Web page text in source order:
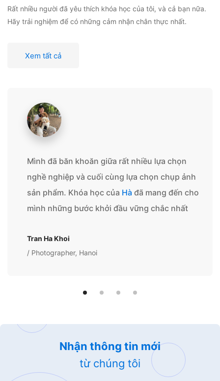
Rất nhiều người đã yêu thích khóa học của tôi, và cả bạn nữa.
Hãy trải nghiệm để có những cảm nhận chân thực nhất.
Xem tất cả
Mình đã băn khoăn giữa rất nhiều lựa chọn
nghề nghiệp và cuối cùng lựa chọn chụp ảnh
sản phẩm. Khóa học của Hà đã mang đến cho
mình những bước khởi đầu vững chắc nhất
Tran Ha Khoi
/ Photographer, Hanoi
Nhận thông tin mới
từ chúng tôi